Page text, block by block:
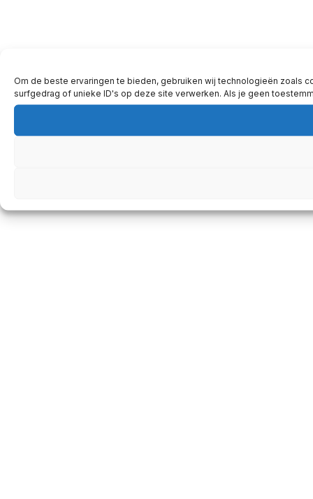
Om de beste ervaringen te bieden, gebruiken wij technologieën zoals
surfgedrag of unieke ID's op deze site verwerken. Als je geen